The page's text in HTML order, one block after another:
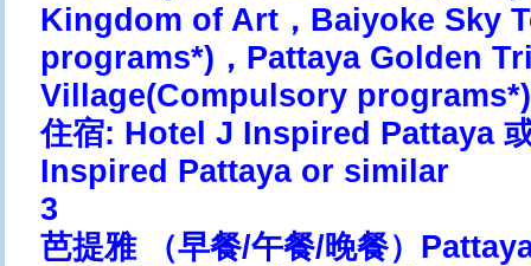
Kingdom of Art，Baiyoke Sky
programs*)，Pattaya Golden
Village(Compulsory
住宿: Hotel J Inspired Pattaya
Inspired Pattaya or similar
3
芭提雅 （早餐/午餐/晚餐）